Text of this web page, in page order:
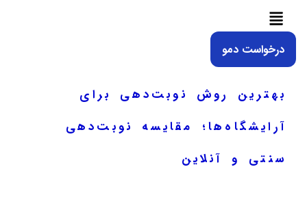
منو
درخواست دمو
بهترین روش نوبت‌دهی برای
آرایشگاه‌ها؛ مقایسه نوبت‌دهی
سنتی و آنلاین